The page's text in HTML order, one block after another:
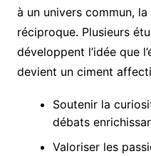
à un univers commun,
réciproque. Plusieurs
développent l’idée que
devient un ciment
Soutenir la
débats
Valoriser les